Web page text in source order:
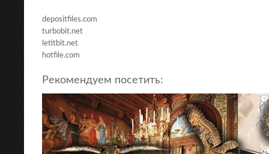
depositfiles.com
turbobit.net
letitbit.net
hotfile.com
Рекомендуем посетить: